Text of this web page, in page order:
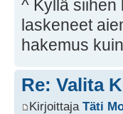
^ Kyllä siihen
laskeneet
hakemus
Re: Valita
Kirjoittaja Täti